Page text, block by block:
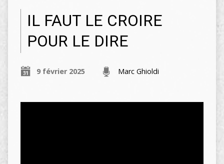
IL FAUT LE CROIRE
POUR LE DIRE
9 février 2025 Marc Ghioldi